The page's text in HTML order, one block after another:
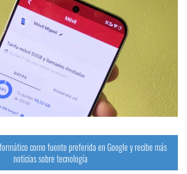
como fuente preferida en Google y recibe más
noticias sobre tecnología